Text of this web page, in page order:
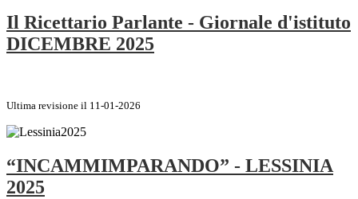
Il Ricettario Parlante - Giornale d'istituto
DICEMBRE 2025
Ultima revisione il 11-01-2026
“INCAMMIMPARANDO” - LESSINIA
2025